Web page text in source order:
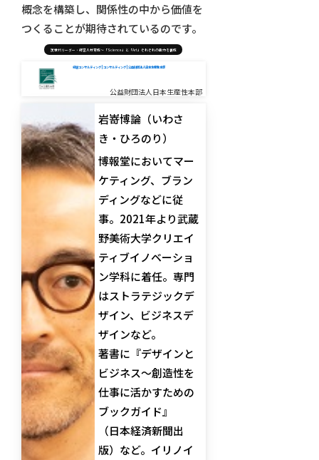
概念を構築し、関係性の中から価値を
つくることが期待されているのです。
次世代リーダー・経営人材育成～「Science」と「Art」それぞれの能力を養成
経営コンサルティング | コンサルティング | 公益財団法人日本生産性本部
公益財団法人日本生産性本部
岩嵜博論（いわさ
き・ひろのり）
博報堂においてマー
ケティング、ブラン
ディングなどに従
事。2021年より武蔵
野美術大学クリエイ
ティブイノベーショ
ン学科に着任。専門
はストラテジックデ
ザイン、ビジネスデ
ザインなど。
著書に『デザインと
ビジネス～創造性を
仕事に活かすための
ブックガイド』
（日本経済新聞出
版）など。イリノイ